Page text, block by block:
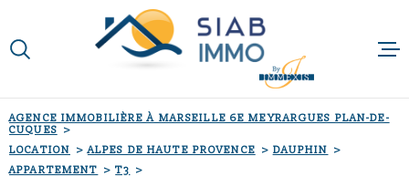
menu
contenu
ACCUEIL
AGENCE IMMOBILIÈRE À MARSEILLE 6E MEYRARGUES PLAN-DE-
CUQUES
LOCATION
ALPES DE HAUTE PROVENCE
DAUPHIN
APPARTEMENT
T3
VOTRE
RECHERCHE
TYPE